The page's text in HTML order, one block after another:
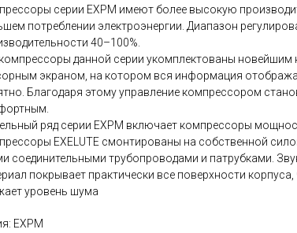
серии EXPM имеют более высокую
потреблении электроэнергии. Диапазон
40–100%.
данной серии укомплектованы новейшим
экраном, на котором вся информация
Благодаря этому управление компрессором
ряд серии EXPM включает компрессоры
EXELUTE смонтированы на собственной
соединительными трубопроводами и патрубками.
покрывает практически все поверхности корпуса,
уровень шума
EXPM